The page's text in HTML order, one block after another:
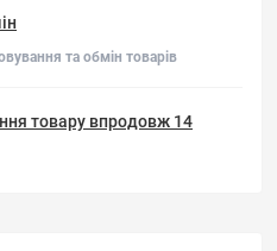
та обмін товарів
товару впродовж 14